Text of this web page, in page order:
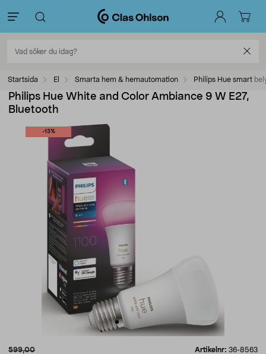
Startsida El Smarta hem & hemautomation Philips Hue smart
Philips Hue White and Color Ambiance 9 W E27,
Bluetooth
-13%
599,00 Artikelnr: 36-8563